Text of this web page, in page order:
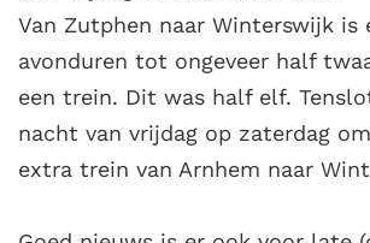
Van Zutphen naar Winterswijk is
avonduren tot ongeveer half
een trein. Dit was half elf.
nacht van vrijdag op zaterdag
extra trein van Arnhem naar